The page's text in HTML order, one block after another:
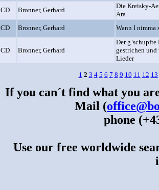
CD
Bronner, Gerhard
Die Kreisky-
Ära
CD
Bronner, Gerhard Wann I nimma
CD Bronner, Gerhard
Der g`schupfte
gestrichen und
Lieder
1 2 3 4 5 6 7 8 9 10 11 12 13
If you can´t find what you
Mail (
phone
Use our free worldwide